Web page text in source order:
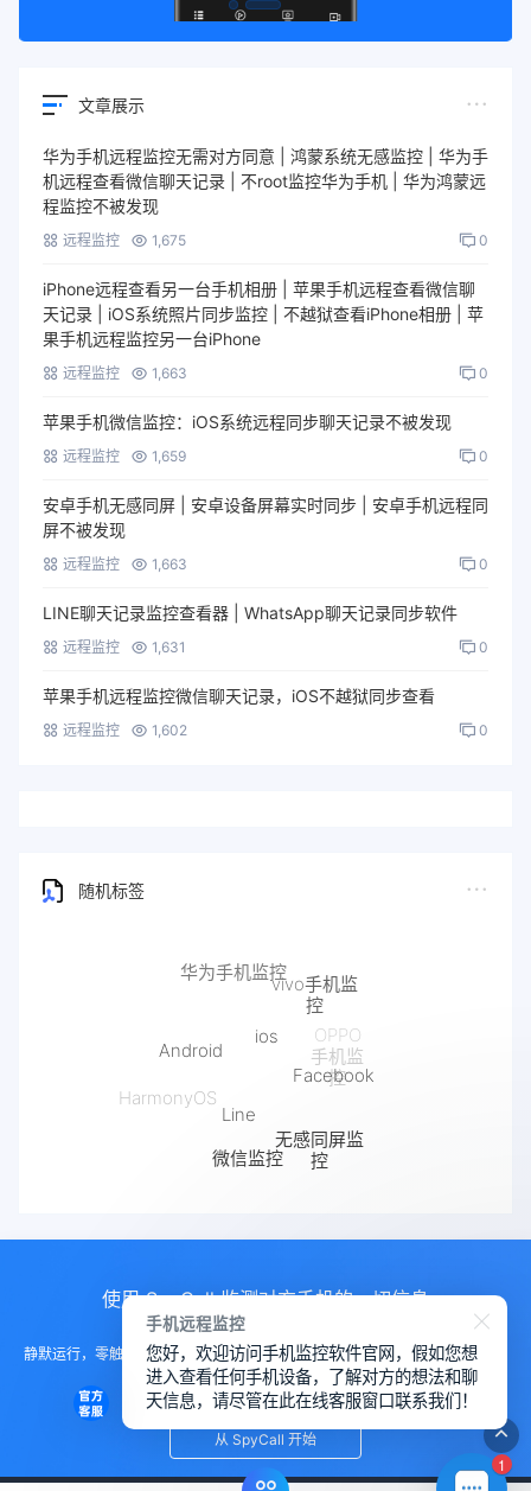
文章展示
华为手机远程监控无需对方同意 | 鸿蒙系统无感监控 | 华为手
机远程查看微信聊天记录 | 不root监控华为手机 | 华为鸿蒙远
程监控不被发现
远程监控 1,675 0
iPhone远程查看另一台手机相册 | 苹果手机远程查看微信聊
天记录 | iOS系统照片同步监控 | 不越狱查看iPhone相册 | 苹
果手机远程监控另一台iPhone
远程监控 1,663 0
苹果手机微信监控：iOS系统远程同步聊天记录不被发现
远程监控 1,659 0
安卓手机无感同屏 | 安卓设备屏幕实时同步 | 安卓手机远程同
屏不被发现
远程监控 1,663 0
LINE聊天记录监控查看器 | WhatsApp聊天记录同步软件
远程监控 1,631 0
苹果手机远程监控微信聊天记录，iOS不越狱同步查看
远程监控 1,602 0
随机标签
vivo手机监
控
OPPO
手机监
控
抖音监控
HarmonyOS
Facebook
无感同屏监
控
微信监控
使用 SpyCall 监测对方手机的一切信息
静默运行，零触碰部署。无需对方手机任何配合，后台进程完美隐藏，实现真
正的“幽灵”式远程访问。
从 SpyCall 开始
1
手机远程监控
您好，欢迎访问手机监控软件官网，假如您想
进入查看任何手机设备，了解对方的想法和聊
天信息，请尽管在此在线客服窗口联系我们！